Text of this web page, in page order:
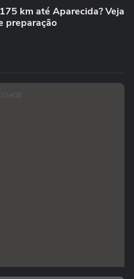
km até Aparecida? Veja
preparação